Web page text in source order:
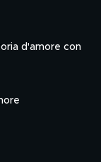
d'amore con